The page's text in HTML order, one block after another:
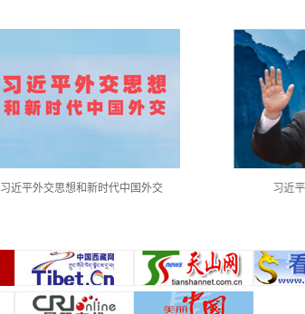
习近平外交思想和新时代中国外交 习近